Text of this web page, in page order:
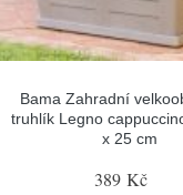
Bama Zahradní
truhlík Legno
x 25 cm
389 Kč